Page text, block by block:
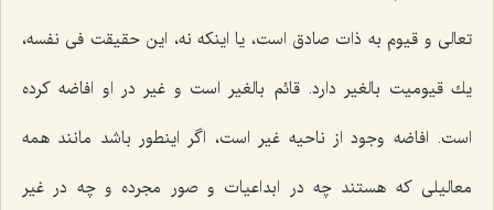
تعالى و قیوم به ذات صادق است، یا اینكه نه، این حقیقت فى نفسه،
یك قیومیت بالغیر دارد. قائم بالغیر است و غیر در او افاضه كرده
است. افاضه وجود از ناحیه غیر است، اگر اینطور باشد مانند همه
معالیلى كه هستند چه در ابداعیات و صور مجرده و چه در غیر